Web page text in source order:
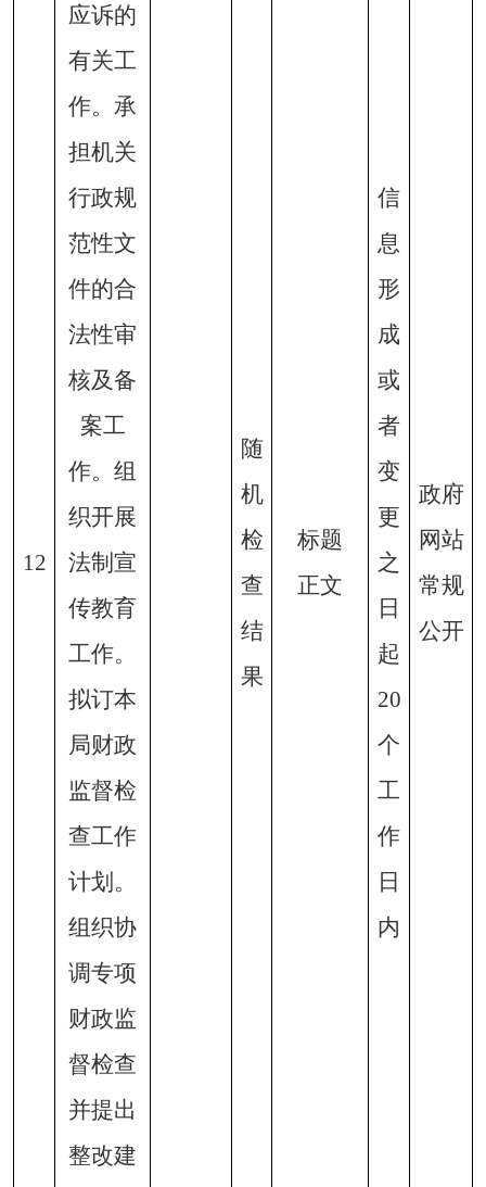
12
应诉的
有关工
作。承
担机关
行政规
范性文
件的合
法性审
核及备
案工
作。组
织开展
法制宣
传教育
工作。
拟订本
局财政
监督检
查工作
计划。
组织协
调专项
财政监
督检查
并提出
整改建
随
机
检
查
结
果
标题
正文
信
息
形
成
或
者
变
更
之
日
起
20
个
工
作
日
内
政府
网站
常规
公开